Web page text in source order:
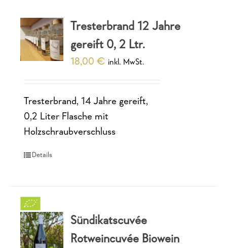
Tresterbrand 12 Jahre
gereift 0, 2 Ltr.
18,00€ inkl. MwSt.
Tresterbrand, 14 Jahre gereift,
0,2 Liter Flasche mit
Holzschraubverschluss
Details
Sündikatscuvée
Rotweincuvée Biowein